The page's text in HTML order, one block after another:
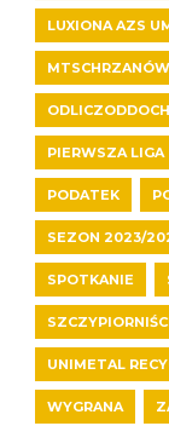
LUXIONA AZS
MTSCHRZANÓW
PIERWSZA LIGA
PODATEK
SEZON 2023/
SPOTKANIE
UNIMETAL
WYGRANA